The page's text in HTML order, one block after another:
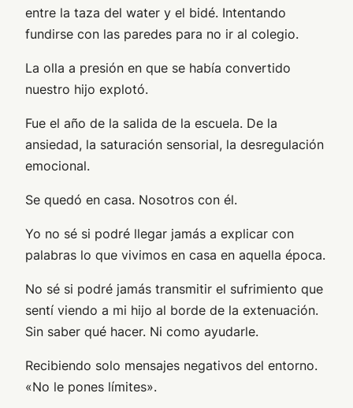
entre la taza del water y el bidé. Intentando
fundirse con las paredes para no ir al colegio.
La olla a presión en que se había convertido
nuestro hijo explotó.
Fue el año de la salida de la escuela. De la
ansiedad, la saturación sensorial, la desregulación
emocional.
Se quedó en casa. Nosotros con él.
Yo no sé si podré llegar jamás a explicar con
palabras lo que vivimos en casa en aquella época.
No sé si podré jamás transmitir el sufrimiento que
sentí viendo a mi hijo al borde de la extenuación.
Sin saber qué hacer. Ni como ayudarle.
Recibiendo solo mensajes negativos del entorno.
«No le pones límites».